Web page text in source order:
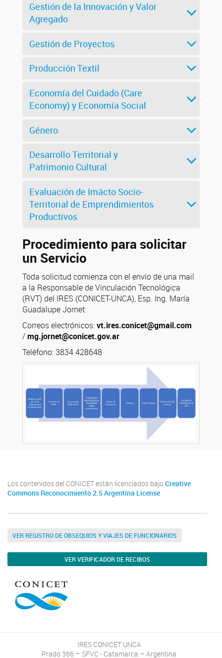
Gestión de la Innovación y Valor
Agregado
Gestión de Proyectos
Producción Textil
Economía del Cuidado (Care
Economy) y Economía Social
Género
Desarrollo Territorial y
Patrimonio Cultural
Evaluación de Imácto Socio-
Territorial de Emprendimientos
Productivos
Procedimiento para solicitar
un Servicio
Toda solicitud comienza con el envío de una mail
a la Responsable de Vinculación Tecnológica
(RVT) del IRES (CONICET-UNCA), Esp. Ing. María
Guadalupe Jornet:
Correos electrónicos:vt.ires.conicet@gmail.com
/mg.jornet@conicet.gov.ar
Teléfono: 3834 428648
Los contenidos del CONICET están licenciados bajo Creative
Commons Reconocimiento 2.5 Argentina License
VER REGISTRO DE OBSEQUIOS Y VIAJES DE FUNCIONARIOS
VER VERIFICADOR DE RECIBOS
IRES CONICET UNCA
Prado 366 – SFVC - Catamarca – Argentina